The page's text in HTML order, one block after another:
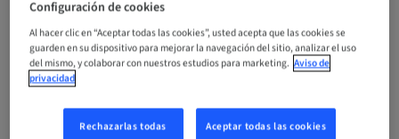
resalte
Tus dientes superiores sobrepasan
Configuración de cookies
Al hacer clic en “Aceptar todas las cookies”, usted acepta que las cookies se
guarden en su dispositivo para mejorar la navegación del sitio, analizar el uso
del mismo, y colaborar con nuestros estudios para marketing. Aviso de
privacidad
Rechazarlas todas Aceptar todas las cookies